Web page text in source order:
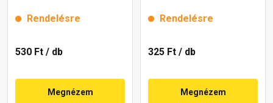
Rendelésre
530 Ft / db
Megnézem
Rendelésre
325 Ft / db
Megnézem